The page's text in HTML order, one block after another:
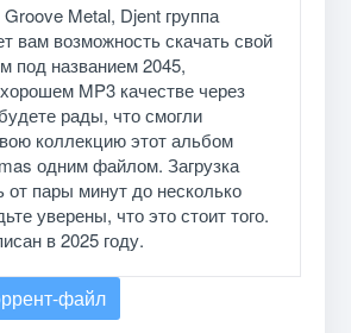
Metal, Djent группа
вам возможность скачать свой
под названием 2045,
MP3 качестве через
рады, что смогли
коллекцию этот альбом
одним файлом. Загрузка
от пары минут до несколько
уверены, что это стоит того.
в 2025 году.
файл